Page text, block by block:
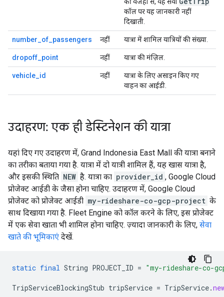
कॉल पर यह जानकारी नहीं
दिखाती.
number_of_passengers नहीं यात्रा में शामिल यात्रियों की संख्या.
dropoff_point नहीं यात्रा की मंज़िल.
vehicle_id नहीं
यात्रा के लिए असाइन किए गए
वाहन का आईडी.
उदाहरण: एक ही डेस्टिनेशन की यात्रा
यहां दिए गए उदाहरण में, Grand Indonesia East Mall की यात्रा बनाने
का तरीका बताया गया है. यात्रा में दो यात्री शामिल हैं, यह खास यात्रा है,
और इसकी स्थिति NEW है. यात्रा का provider_id , Google Cloud
प्रोजेक्ट आईडी के जैसा होना चाहिए. उदाहरण में, Google Cloud
प्रोजेक्ट को प्रोजेक्ट आईडी my-rideshare-co-gcp-project के
साथ दिखाया गया है. Fleet Engine को कॉल करने के लिए, इस प्रोजेक्ट
में एक सेवा खाता भी शामिल होना चाहिए. ज़्यादा जानकारी के लिए, सेवा
खाते की भूमिकाएं देखें.
static final String PROJECT_ID = "my-rideshare-co-
TripServiceBlockingStub tripService = TripService.